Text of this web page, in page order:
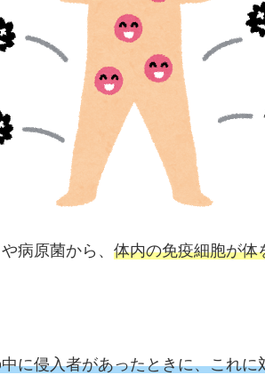
病原菌から、 体内の免疫細胞が体
に侵入者があったときに、これ